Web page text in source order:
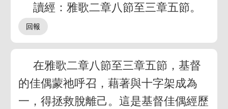
讀經：雅歌二章八節至三章五節。
在雅歌二章八節至三章五節，基督
的佳偶蒙祂呼召，藉著與十字架成為
一，得拯救脫離己。這是基督佳偶經歷